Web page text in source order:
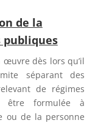
de la
publiques
dès lors qu’il
séparant des
de régimes
être formulée à
ou de la personne